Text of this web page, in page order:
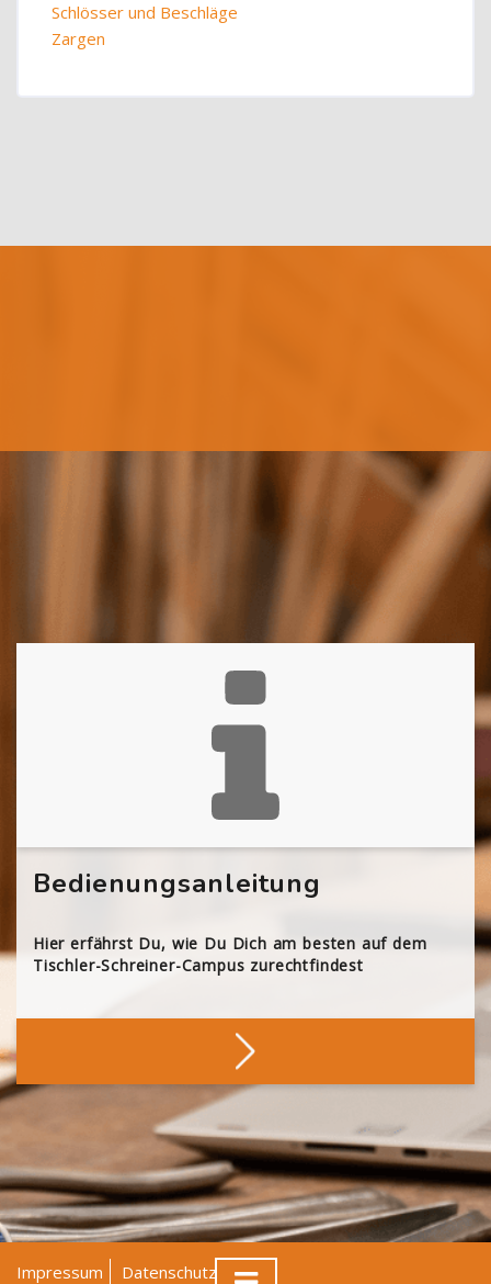
Schlösser und Beschläge
Zargen
Bedienungsanleitung
Hier erfährst Du, wie Du Dich am besten auf dem
Tischler-Schreiner-Campus zurechtfindest
Impressum Datenschutz AGB